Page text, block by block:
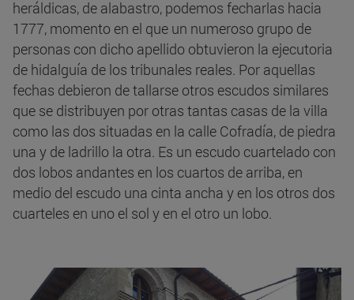
heráldicas, de alabastro, podemos fecharlas hacia
1777, momento en el que un numeroso grupo de
personas con dicho apellido obtuvieron la ejecutoria
de hidalguía de los tribunales reales. Por aquellas
fechas debieron de tallarse otros escudos similares
que se distribuyen por otras tantas casas de la villa
como las dos situadas en la calle Cofradía, de piedra
una y de ladrillo la otra. Es un escudo cuartelado con
dos lobos andantes en los cuartos de arriba, en
medio del escudo una cinta ancha y en los otros dos
cuarteles en uno el sol y en el otro un lobo.